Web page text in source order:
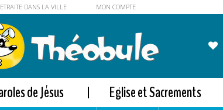
DANS LA VILLE MON COMPTE
de Jésus Eglise et Sacrements